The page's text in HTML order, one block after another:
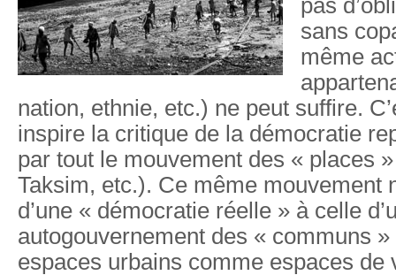
pas
sans
même
nation, ethnie, etc.) ne peut suffire.
inspire la critique de la démocratie
par tout le mouvement des « places
Taksim, etc.). Ce même mouvement
d’une « démocratie réelle » à celle
autogouvernement des « communs
espaces urbains comme espaces de